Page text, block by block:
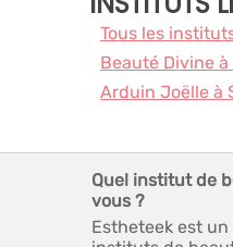
Tous les
Beauté Divine
Arduin Joëlle à
Quel institut de
vous ?
Estheteek est